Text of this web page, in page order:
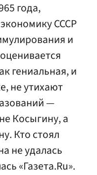
года,
СССР
и
гениальная, и
не утихают
—
Косыгину, а
Кто стоял
не удалась
«Газета.Ru».